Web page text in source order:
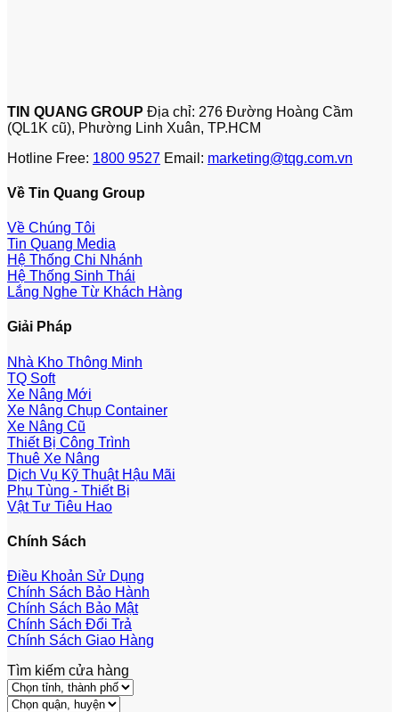
TIN QUANG GROUP Địa chỉ: 276 Đường Hoàng Cầm
(QL1K cũ), Phường Linh Xuân, TP.HCM
Hotline Free: 1800 9527 Email: marketing@tqg.com.vn
Về Tin Quang Group
Về Chúng Tôi
Tin Quang Media
Hệ Thống Chi Nhánh
Hệ Thống Sinh Thái
Lắng Nghe Từ Khách Hàng
Giải Pháp
Nhà Kho Thông Minh
TQ Soft
Xe Nâng Mới
Xe Nâng Chụp Container
Xe Nâng Cũ
Thiết Bị Công Trình
Thuê Xe Nâng
Dịch Vụ Kỹ Thuật Hậu Mãi
Phụ Tùng - Thiết Bị
Vật Tư Tiêu Hao
Chính Sách
Điều Khoản Sử Dụng
Chính Sách Bảo Hành
Chính Sách Bảo Mật
Chính Sách Đổi Trả
Chính Sách Giao Hàng
Tìm kiếm cửa hàng